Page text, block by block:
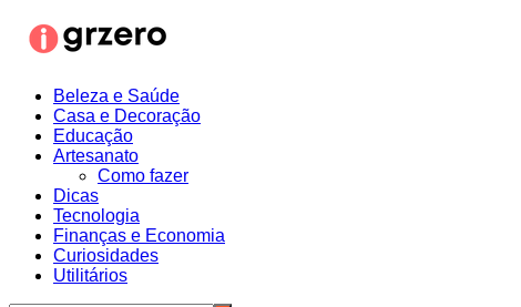
para
Beleza e Saúde
Casa e Decoração
Educação
Artesanato
Como fazer
Dicas
Tecnologia
Finanças e Economia
Curiosidades
Utilitários